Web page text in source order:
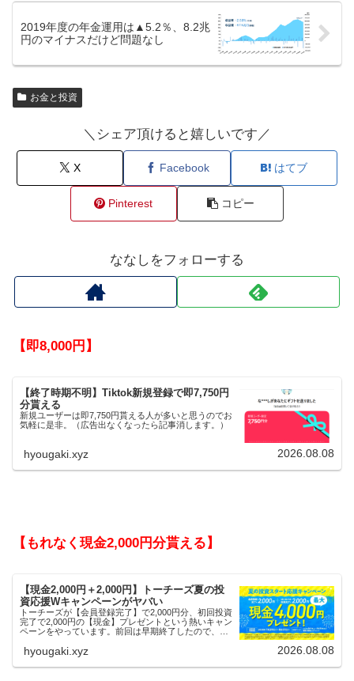
2019年度の年金運用は▲5.2％、8.2兆
円のマイナスだけど問題なし
お金と投資
＼シェア頂けると嬉しいです／
X Facebook はてブ
Pinterest コピー
ななしをフォローする
【即8,000円】
【終了時期不明】Tiktok新規登録で即7,750円
分貰える
新規ユーザーは即7,750円貰える人が多いと思うのでお
気軽に是非。（広告出なくなったら記事消します。）
hyougaki.xyz 2026.08.08
【もれなく現金2,000円分貰える】
【現金2,000円＋2,000円】トーチーズ夏の投
資応援Wキャンペーンがヤバい
トーチーズが【会員登録完了】で2,000円分、初回投資
完了で2,000円の【現金】プレゼントという熱いキャン
ペーンをやっています。前回は早期終了したので、使
hyougaki.xyz 2026.08.08